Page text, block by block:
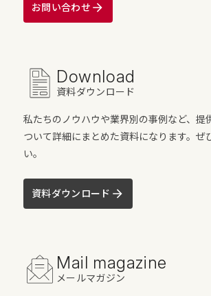
お問い合わせ
Download
資料ダウンロード
私たちのノウハウや業界別の事例など、提
ついて詳細にまとめた資料になります。ぜ
い。
資料ダウンロード
Mail magazine
メールマガジン